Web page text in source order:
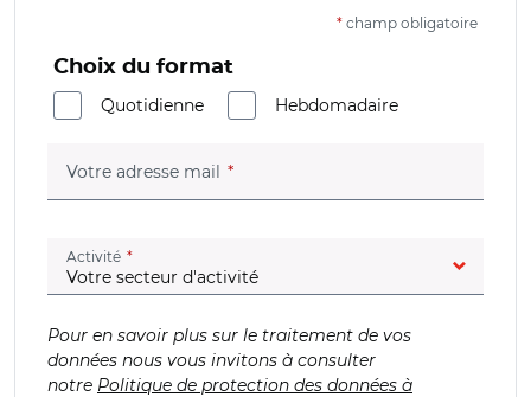
* champ obligatoire
Choix du format
Quotidienne
Hebdomadaire
Votre adresse mail (champ obligatoire)
Activité (champ obligatoire)
Pour en savoir plus sur le traitement de vos
données nous vous invitons à consulter
notre Politique de protection des données à